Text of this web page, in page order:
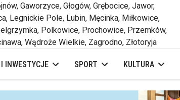
Gaworzyce, Głogów, Grębocice, Jawor,
Legnickie Pole, Lubin, Męcinka, Miłkowice,
Polkowice, Prochowice, Przemków,
Wądroże Wielkie, Zagrodno, Złotoryja
INWESTYCJE SPORT KULTURA